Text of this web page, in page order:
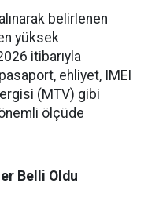
belirlenen
yüksek
itibarıyla
ehliyet, IMEI
(MTV) gibi
ölçüde
Belli Oldu